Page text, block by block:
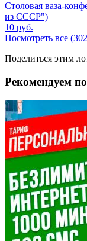
Столовая ваза-
из СССР")
10 руб.
Посмотреть все
Поделиться этим
Рекомендуем